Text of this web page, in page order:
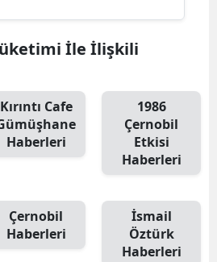
Eskişehir
Giresun
Gümüşhane
Hatay
Isparta
İle İlişkili
Kırıntı Cafe
Haberleri
1986
Çernobil
Etkisi
Haberleri
Çernobil
Haberleri
İsmail
Öztürk
Haberleri